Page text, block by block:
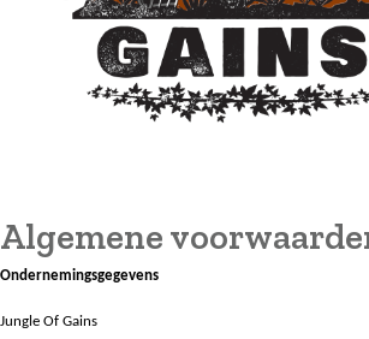
Algemene
Ondernemingsgegevens
Jungle Of Gains